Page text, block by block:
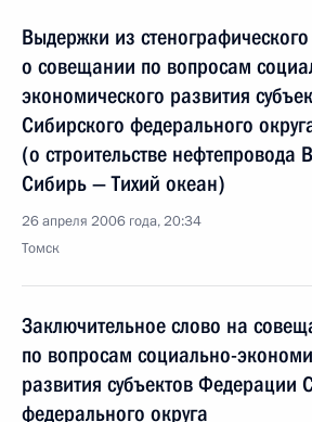
Выдержки из стенографического
о совещании по вопросам
экономического развития
Сибирского федерального
(о строительстве нефтепровода
Сибирь — Тихий океан)
26 апреля 2006 года, 20:34
Томск
Заключительное слово на
по вопросам социально-
развития субъектов Федерации
федерального округа